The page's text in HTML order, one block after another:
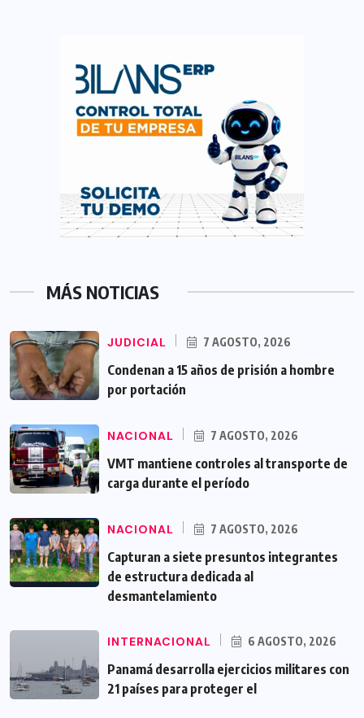
MÁS NOTICIAS
JUDICIAL 7 AGOSTO, 2026
Condenan a 15 años de prisión a hombre
por portación
NACIONAL 7 AGOSTO, 2026
VMT mantiene controles al transporte de
carga durante el período
NACIONAL 7 AGOSTO, 2026
Capturan a siete presuntos integrantes
de estructura dedicada al
desmantelamiento
INTERNACIONAL 6 AGOSTO, 2026
Panamá desarrolla ejercicios militares con
21 países para proteger el